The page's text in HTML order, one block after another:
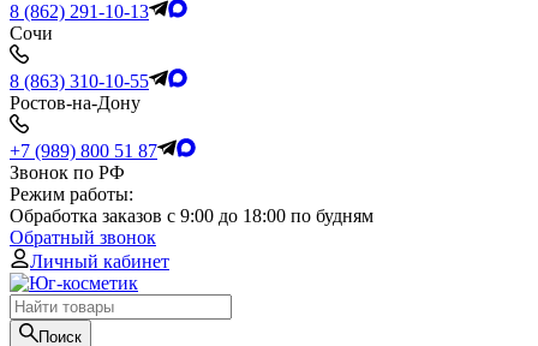
8 (862) 291-10-13
Сочи
8 (863) 310-10-55
Ростов-на-Дону
+7 (989) 800 51 87
Звонок по РФ
Режим работы:
Обработка заказов с 9:00 до 18:00 по будням
Обратный звонок
Личный кабинет
Поиск